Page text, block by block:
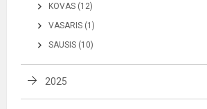
KOVAS (12)
VASARIS (1)
SAUSIS (10)
2025